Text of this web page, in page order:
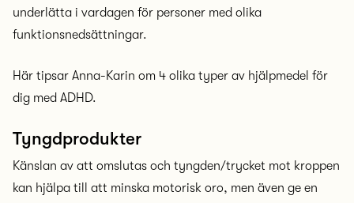
underlätta i vardagen för personer med olika
funktionsnedsättningar.
Här tipsar Anna-Karin om 4 olika typer av hjälpmedel för
dig med ADHD.
Tyngdprodukter
Känslan av att omslutas och tyngden/trycket mot kroppen
kan hjälpa till att minska motorisk oro, men även ge en